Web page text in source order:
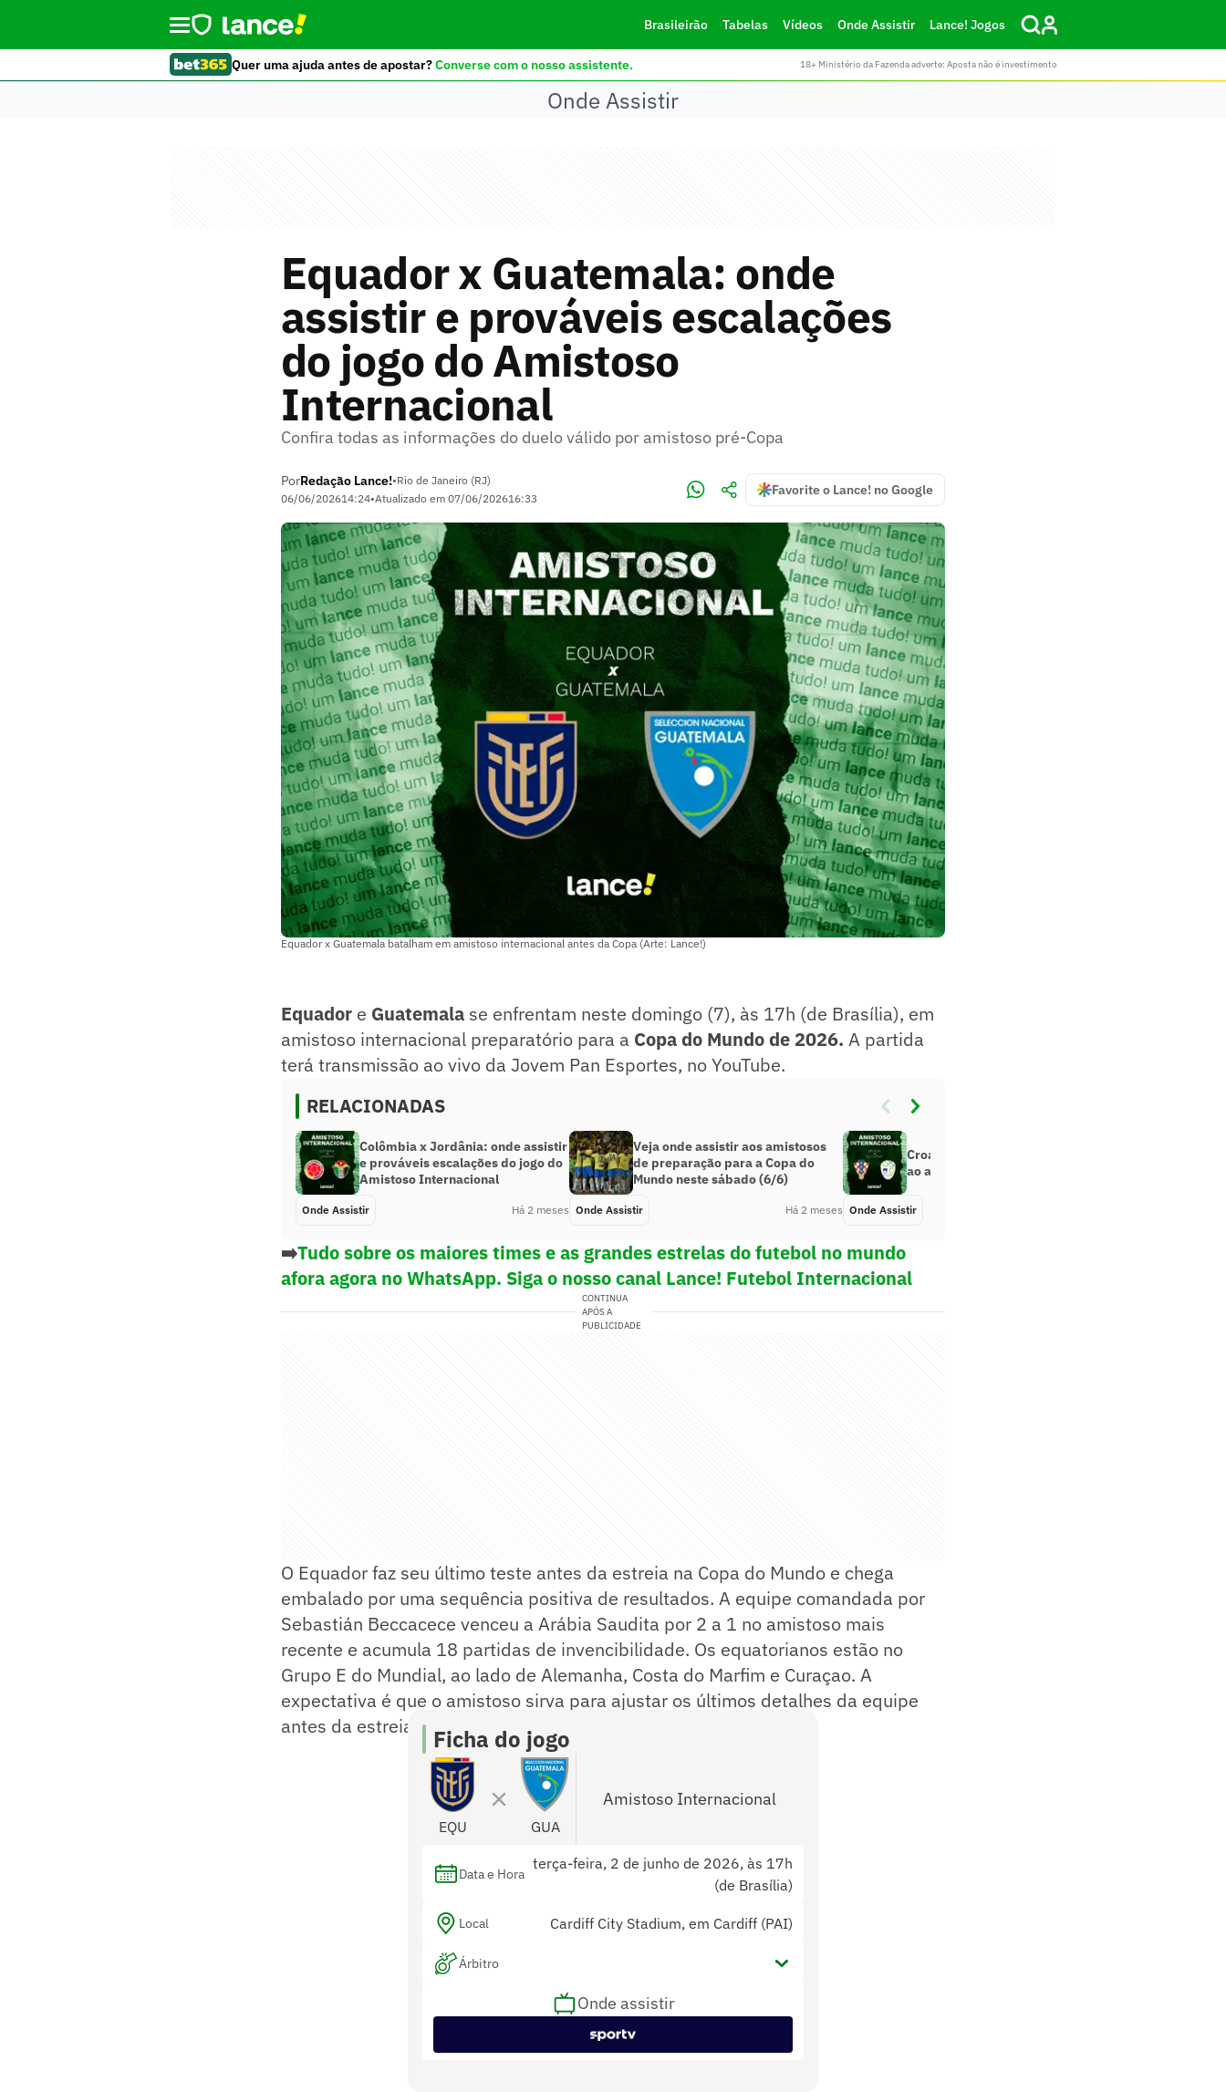
Brasileirão Tabelas Vídeos Onde Assistir Lance! Jogos
Quer uma ajuda antes de apostar?Converse com o nosso assistente. 18+ Ministério da Fazenda adverte: Aposta não é investimento
Onde Assistir
Equador x Guatemala: onde
assistir e prováveis escalações
do jogo do Amistoso
Internacional
Confira todas as informações do duelo válido por amistoso pré-Copa
PorRedação Lance!•Rio de Janeiro (RJ)
06/06/202614:24•Atualizado em 07/06/202616:33
Favorite o Lance! no Google
Equador x Guatemala batalham em amistoso internacional antes da Copa (Arte: Lance!)
Equador e Guatemala se enfrentam neste domingo (7), às 17h (de Brasília), em
amistoso internacional preparatório para a Copa do Mundo de 2026. A partida
terá transmissão ao vivo da Jovem Pan Esportes, no YouTube.
RELACIONADAS
Colômbia x Jordânia: onde assistir
e prováveis escalações do jogo do
Amistoso Internacional
Onde Assistir Há 2 meses
Veja onde assistir aos amistosos
de preparação para a Copa do
Mundo neste sábado (6/6)
Onde Assistir Há 2 meses
Croácia x Eslovênia: onde assistir
ao amistoso pré-Copa do Mundo
Onde Assistir
➡️Tudo sobre os maiores times e as grandes estrelas do futebol no mundo
afora agora no WhatsApp. Siga o nosso canal Lance! Futebol Internacional
CONTINUA
APÓS A
PUBLICIDADE
O Equador faz seu último teste antes da estreia na Copa do Mundo e chega
embalado por uma sequência positiva de resultados. A equipe comandada por
Sebastián Beccacece venceu a Arábia Saudita por 2 a 1 no amistoso mais
recente e acumula 18 partidas de invencibilidade. Os equatorianos estão no
Grupo E do Mundial, ao lado de Alemanha, Costa do Marfim e Curaçao. A
expectativa é que o amistoso sirva para ajustar os últimos detalhes da equipe
antes da estreia contra os marfinenses.
Ficha do jogo
EQU GUA
Amistoso Internacional
Data e Hora
terça-feira, 2 de junho de 2026, às 17h
(de Brasília)
Local Cardiff City Stadium, em Cardiff (PAI)
Árbitro
Onde assistir